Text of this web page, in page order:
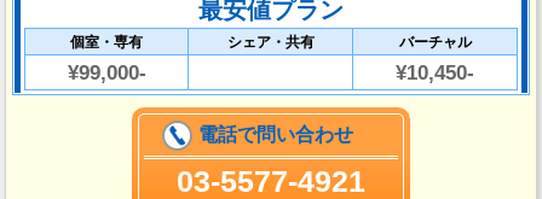
最安値プラン
個室・専有 シェア・共有 バーチャル
¥99,000- ¥10,450-
電話で問い合わせ
03-5577-4921